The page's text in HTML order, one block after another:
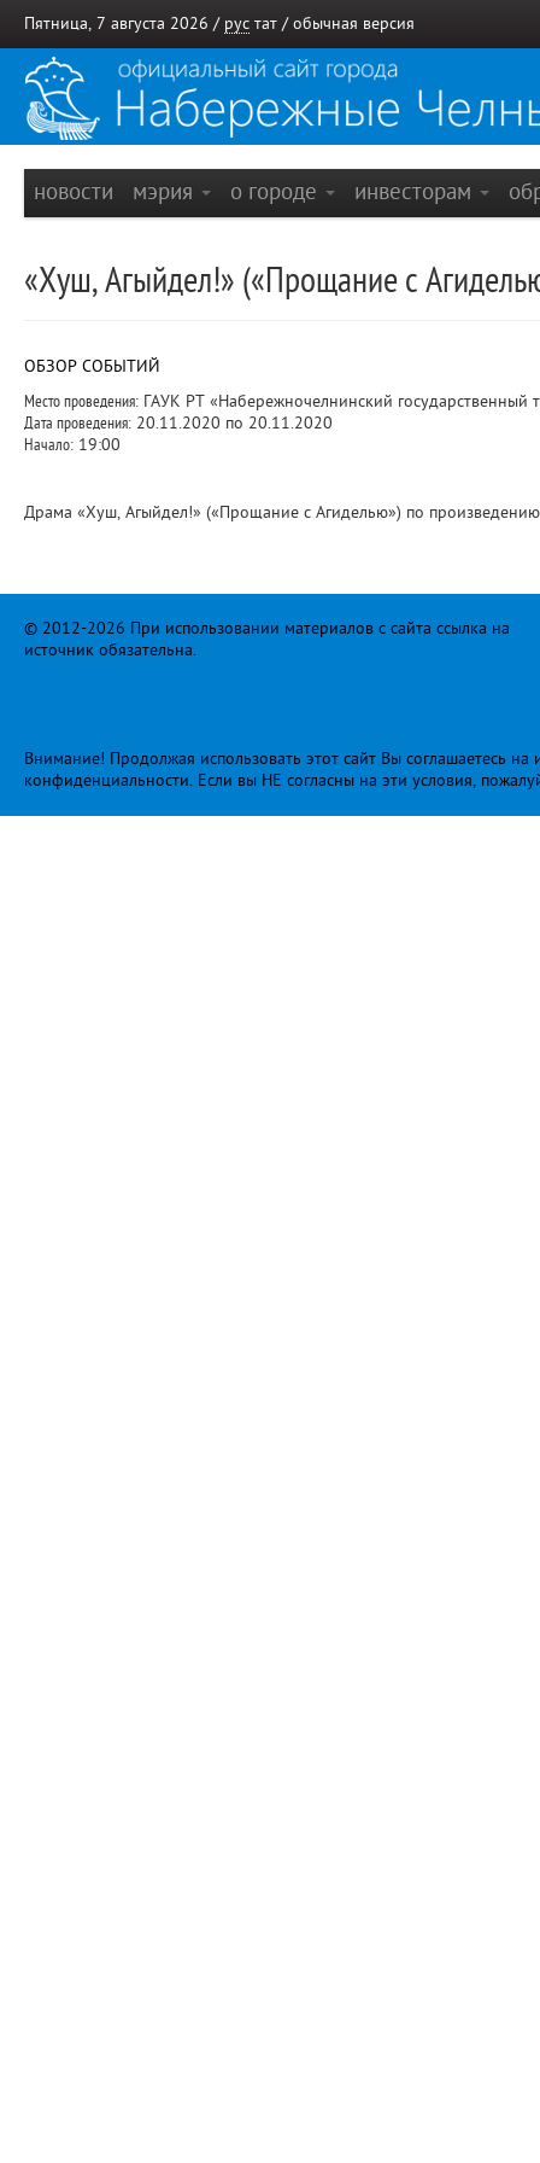
Пятница, 7 августа 2026 / рус тат / обычная версия
новости мэрия о городе инвесторам
«Хуш, Агыйдел!» («Прощание с
ОБЗОР СОБЫТИЙ
Место проведения: ГАУК РТ «Набережночелнинский государственный
Дата проведения: 20.11.2020 по 20.11.2020
Начало: 19:00
Драма «Хуш, Агыйдел!» («Прощание с Агиделью») по
© 2012-2026 При использовании материалов с сайта ссылка на
источник обязательна.
Внимание! Продолжая использовать этот сайт Вы соглашаетесь
конфиденциальности. Если вы НЕ согласны на эти условия,